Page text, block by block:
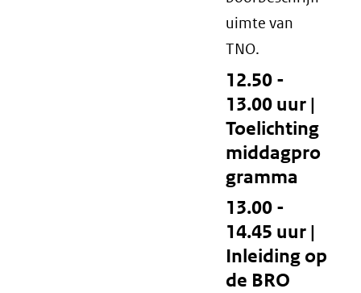
uimte van
TNO.
12.50 -
13.00 uur |
Toelichting
middagpro
gramma
13.00 -
14.45 uur |
Inleiding op
de BRO